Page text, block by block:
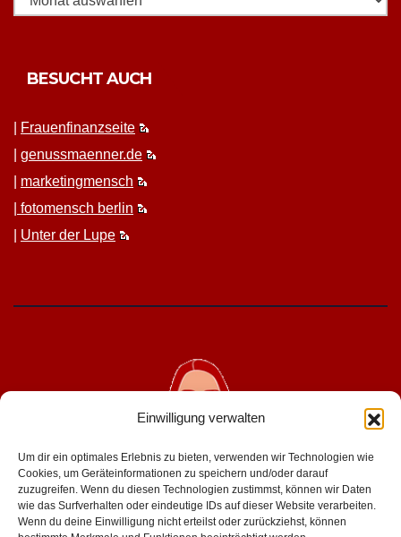
Einwilligung verwalten
Um dir ein optimales Erlebnis zu bieten, verwenden wir Technologien wie
Cookies, um Geräteinformationen zu speichern und/oder darauf
zuzugreifen. Wenn du diesen Technologien zustimmst, können wir Daten
wie das Surfverhalten oder eindeutige IDs auf dieser Website verarbeiten.
Wenn du deine Einwilligung nicht erteilst oder zurückziehst, können
BESUCHT AUCH
Frauen­fi­nanz­seite
genussmaenner.de
mar­ket­ing­men­sch
fotomen­sch berlin
Unter der Lupe